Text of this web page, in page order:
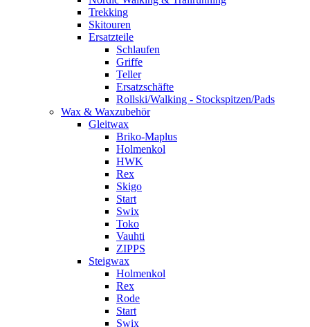
Trekking
Skitouren
Ersatzteile
Schlaufen
Griffe
Teller
Ersatzschäfte
Rollski/Walking - Stockspitzen/Pads
Wax & Waxzubehör
Gleitwax
Briko-Maplus
Holmenkol
HWK
Rex
Skigo
Start
Swix
Toko
Vauhti
ZIPPS
Steigwax
Holmenkol
Rex
Rode
Start
Swix